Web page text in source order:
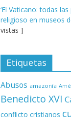
‘El Vaticano: todas
religioso en museos
vistas ]
Etiquetas
Abusos amazonía
Benedicto XVI
conflicto cristianos